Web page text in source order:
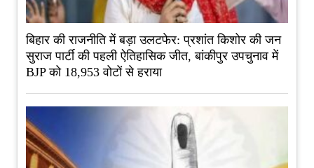
बिहार की राजनीति में बड़ा उलटफेर: प्रशांत किशोर की जन
सुराज पार्टी की पहली ऐतिहासिक जीत, बांकीपुर उपचुनाव में
BJP को 18,953 वोटों से हराया